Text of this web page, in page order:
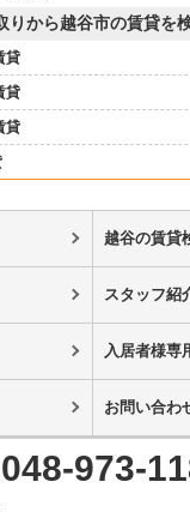
りから越谷市の賃貸を
貸
貸
貸
越谷の賃貸
スタッフ紹
入居者様専
お問い合わ
048-973-